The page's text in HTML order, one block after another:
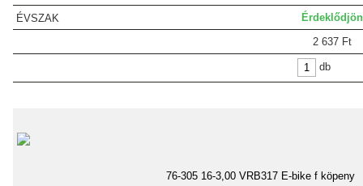
Érdeklődjön
2 637 Ft
db
76-305 16-3,00 VRB317 E-bike f köpeny